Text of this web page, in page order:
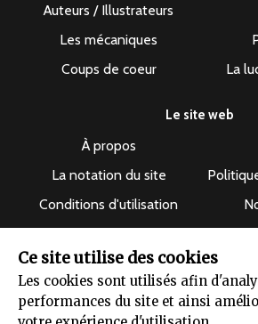
Ce site utilise des cookies
Les cookies sont utilisés afin
performances du site et ainsi
Auteurs / Illustrateurs
Les mécaniques
Coups de coeur
La
Le site web
À propos
La notation du site
Conditions d'utilisation
Suivre le site